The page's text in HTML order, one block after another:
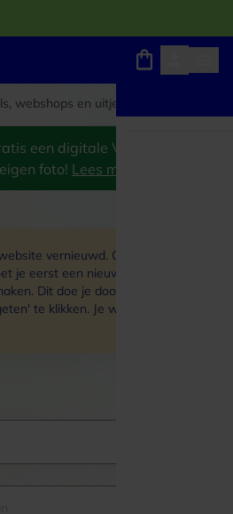
van het jaar 2026
uit 18.000 locaties
webshops en uitjes
een digitale VVV
foto! Lees meer
vernieuwd. Om in te
je eerst een nieuw
Dit doe je door op de link
te klikken. Je winkelmand